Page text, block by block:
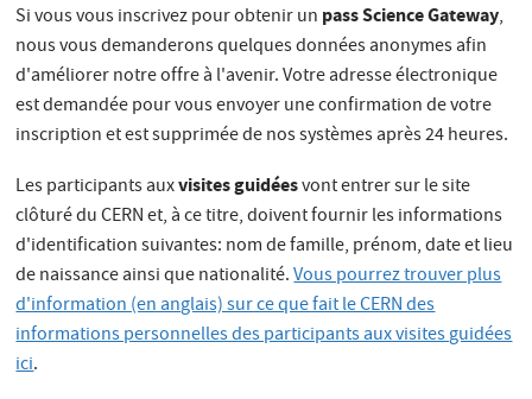
Si vous vous inscrivez pour obtenir un pass Science Gateway,
nous vous demanderons quelques données anonymes afin
d'améliorer notre offre à l'avenir. Votre adresse électronique
est demandée pour vous envoyer une confirmation de votre
inscription et est supprimée de nos systèmes après 24 heures.
Les participants auxvisites guidéesvont entrer sur le site
clôturé du CERN et, à ce titre, doivent fournir les informations
d'identification suivantes: nom de famille, prénom, date et lieu
de naissance ainsi que nationalité.Vous pourrez trouver plus
d'information (en anglais) sur ce que fait le CERN des
informations personnelles des participants aux visites guidées
ici.